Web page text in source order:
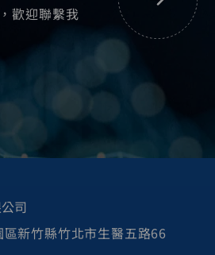
歡迎聯繫我
司
新竹縣竹北市生醫五路66